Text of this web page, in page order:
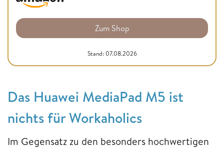
Zum Shop
Stand: 07.08.2026
Das Huawei MediaPad M5 ist
nichts für Workaholics
Im Gegensatz zu den besonders hochwertigen